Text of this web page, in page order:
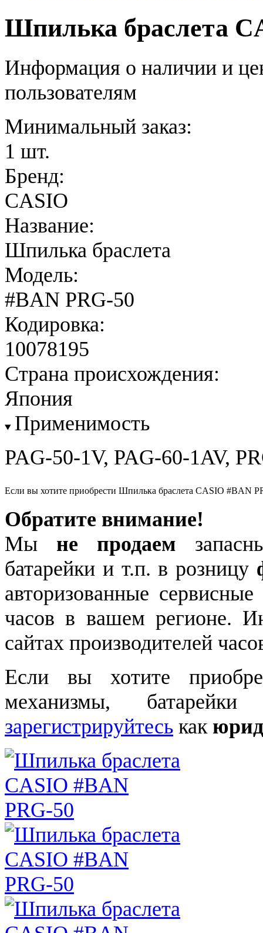
Шпилька браслета
Информация о наличии и
пользователям
Минимальный заказ:
1 шт.
Бренд:
CASIO
Название:
Шпилька браслета
Модель:
#BAN PRG-50
Кодировка:
10078195
Страна происхождения:
Япония
Применимость
PAG-50-1V, PAG-60-1AV,
Если вы хотите приобрести Шпилька браслета CASIO #BAN
Обратите внимание!
Мы не продаем
батарейки и т.п. в розницу
авторизованные
часов в вашем регионе.
сайтах производителей
Если вы хотите
механизмы,
зарегистрируйтесь как